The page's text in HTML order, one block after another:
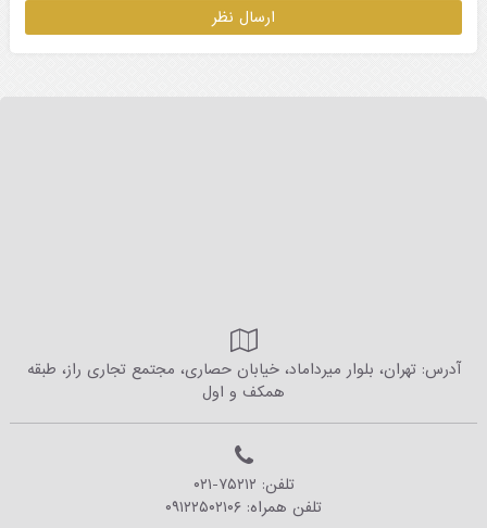
آدرس: تهران، بلوار میرداماد، خیابان حصاری، مجتمع تجاری راز، طبقه
همکف و اول
تلفن: ۰۲۱-۷۵۲۱۲
تلفن همراه: ۰۹۱۲۲۵۰۲۱۰۶